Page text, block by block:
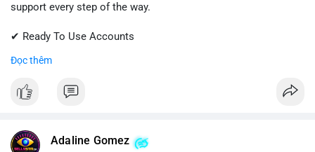
support every step of the way.
✔ Ready To Use Accounts
✔ Trusted Customer Support
Contact us now to get started!
💬 Telegram: @SellsSMM
Đọc thêm
Adaline Gomez